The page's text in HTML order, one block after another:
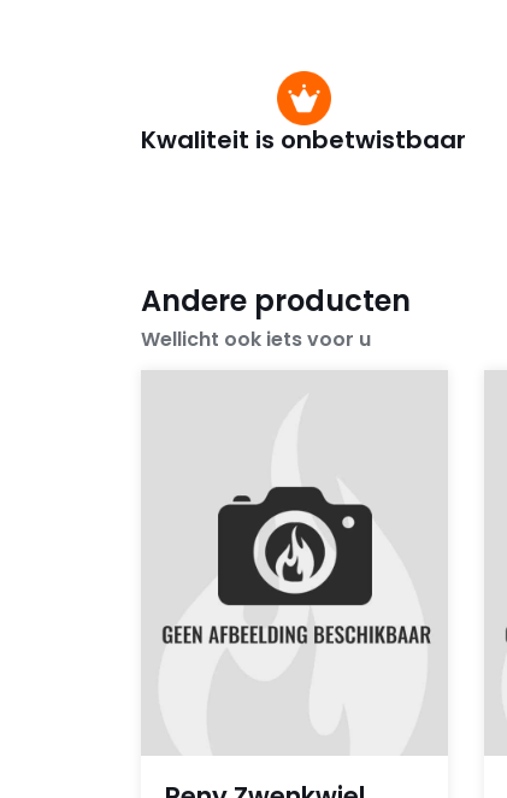
Kwaliteit is onbetwistbaar
Andere producten
Wellicht ook iets voor u